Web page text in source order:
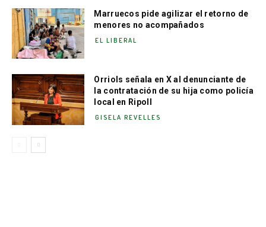
Marruecos pide agilizar el retorno de
menores no acompañados
EL LIBERAL
Orriols señala en X al denunciante de
la contratación de su hija como policía
local en Ripoll
GISELA REVELLES